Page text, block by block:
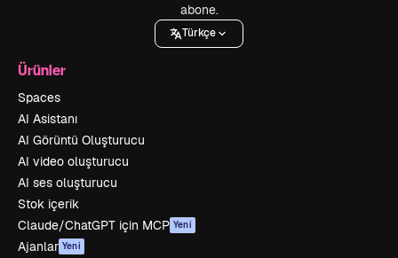
abone.
Türkçe
Ürünler
Spaces
AI Asistanı
AI Görüntü Oluşturucu
AI video oluşturucu
AI ses oluşturucu
Stok içerik
Claude/ChatGPT için MCP Yeni
Ajanlar Yeni